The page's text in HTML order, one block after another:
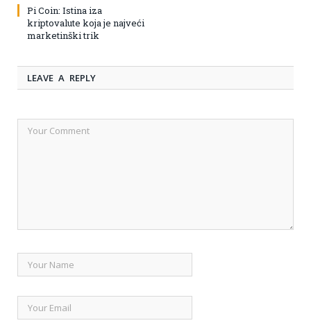
Pi Coin: Istina iza
kriptovalute koja je najveći
marketinški trik
LEAVE A REPLY